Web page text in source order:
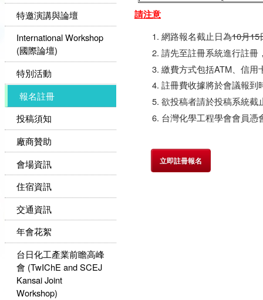
特邀演講與論壇
International Workshop
(國際論壇)
特別活動
報名註冊
投稿須知
廠商贊助
會場資訊
住宿資訊
交通資訊
年會花絮
台日化工產業前瞻高峰
會 (TwIChE and SCEJ
Kansai Joint
Workshop)
請注意
網路報名截止日為10月15
請先至註冊系統進行註冊
繳費方式包括ATM、信用
註冊費收據將於會議報到
欲投稿者請於投稿系統截
台灣化學工程學會會員憑
立即註冊報名